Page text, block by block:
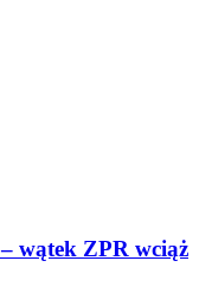
wątek ZPR wciąż